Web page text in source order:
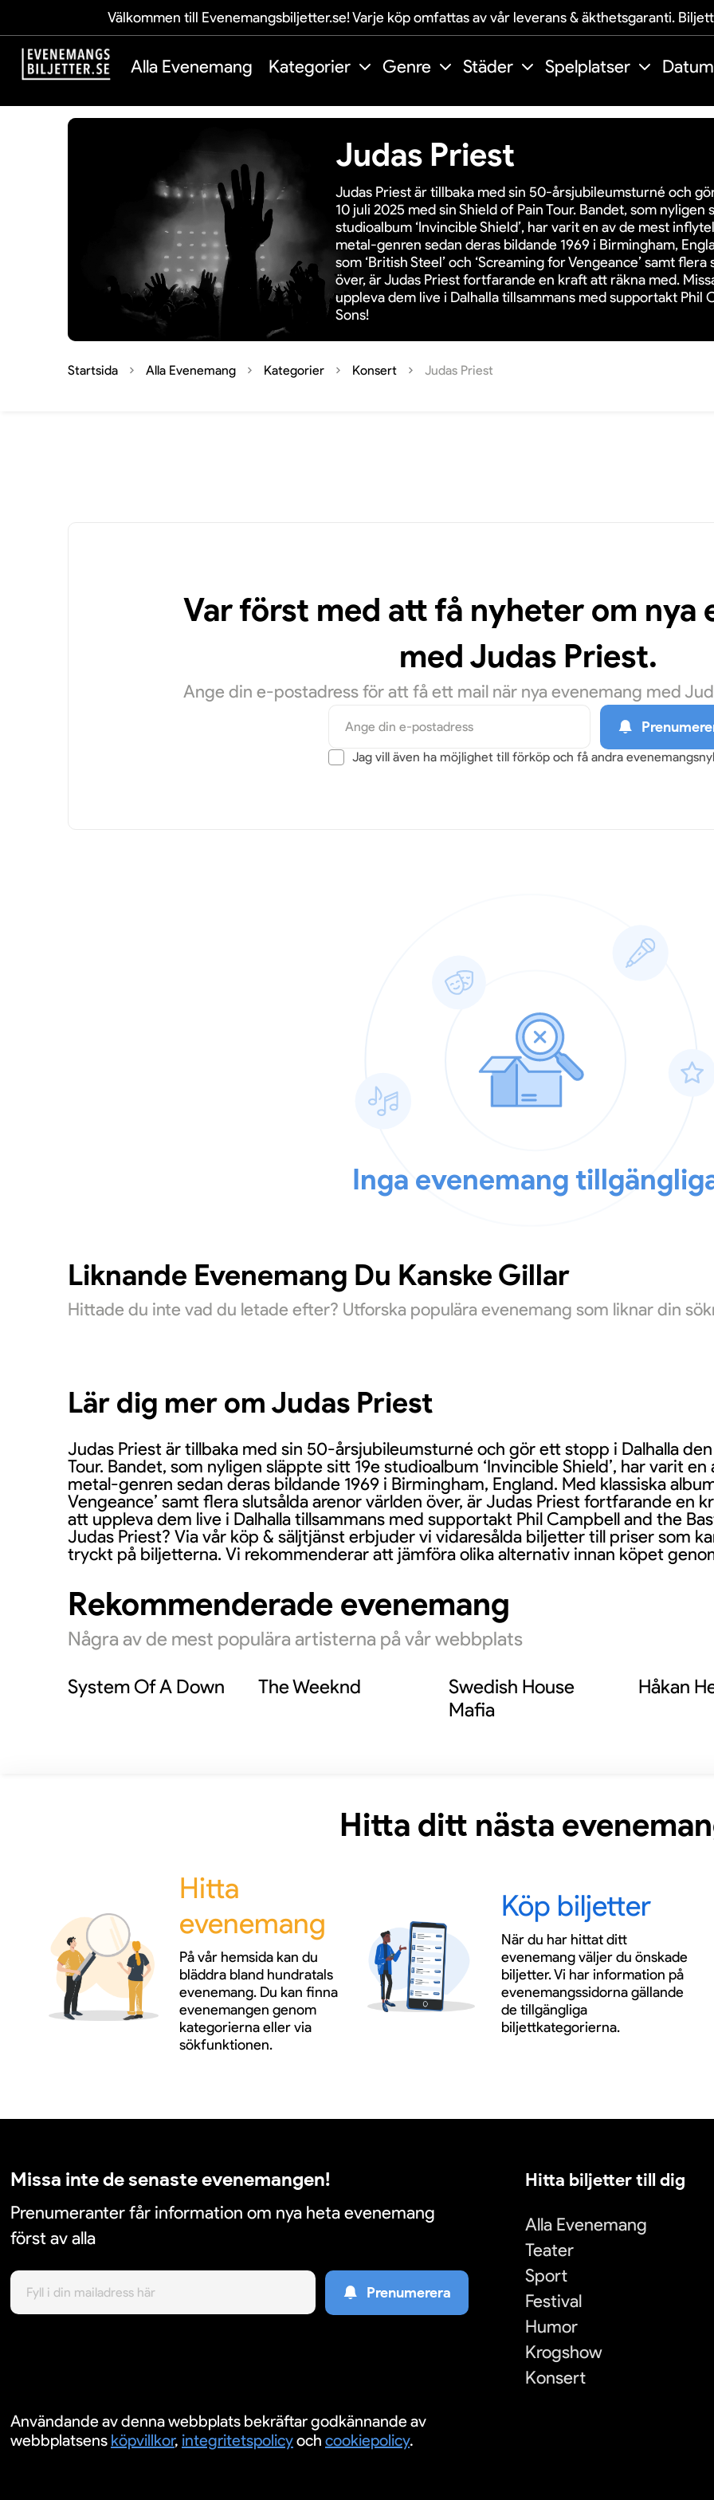
Välkommen till Evenemangsbiljetter.se! Varje köp omfattas av vår leverans & äkthetsgaranti.
Alla Evenemang Kategorier Genre Städer Spelplatser Datum
Judas Priest
Judas Priest är tillbaka med sin 50-årsjubileumsturné och
10 juli 2025 med sin Shield of Pain Tour. Bandet, som nyligen
studioalbum ‘Invincible Shield’, har varit en av de mest
metal-genren sedan deras bildande 1969 i Birmingham,
som ‘British Steel’ och ‘Screaming for Vengeance’ samt
över, är Judas Priest fortfarande en kraft att räkna med.
uppleva dem live i Dalhalla tillsammans med supportakt Phil
Sons!
Startsida Alla Evenemang Kategorier Konsert Judas Priest
Var först med att få nyheter om nya
med Judas Priest.
Ange din e-postadress för att få ett mail när nya evenemang med
Jag vill även ha möjlighet till förköp och få andra
Inga evenemang
Liknande Evenemang Du Kanske Gillar
Hittade du inte vad du letade efter? Utforska populära evenemang som liknar din
Lär dig mer om Judas Priest
Judas Priest är tillbaka med sin 50-årsjubileumsturné och gör ett stopp i Dalhalla
Tour. Bandet, som nyligen släppte sitt 19e studioalbum ‘Invincible Shield’, har varit
metal-genren sedan deras bildande 1969 i Birmingham, England. Med klassiska
Vengeance’ samt flera slutsålda arenor världen över, är Judas Priest fortfarande en
att uppleva dem live i Dalhalla tillsammans med supportakt Phil Campbell and the
Judas Priest? Via vår köp & säljtjänst erbjuder vi vidaresålda biljetter till priser som
tryckt på biljetterna. Vi rekommenderar att jämföra olika alternativ innan köpet
Rekommenderade evenemang
Några av de mest populära artisterna på vår webbplats
System Of A Down The Weeknd
Swedish House
Mafia
Håkan
Hitta ditt nästa
Hitta
evenemang
På vår hemsida kan du
bläddra bland hundratals
evenemang. Du kan finna
evenemangen genom
kategorierna eller via
sökfunktionen.
Köp biljetter
När du har hittat ditt
evenemang väljer du önskade
biljetter. Vi har information på
evenemangssidorna gällande
de tillgängliga
biljettkategorierna.
Missa inte de senaste evenemangen!
Prenumeranter får information om nya heta evenemang
först av alla
Prenumerera
Användande av denna webbplats bekräftar godkännande av
webbplatsens köpvillkor, integritetspolicyoch cookiepolicy.
Hitta biljetter till dig
Alla Evenemang
Teater
Sport
Festival
Humor
Krogshow
Konsert